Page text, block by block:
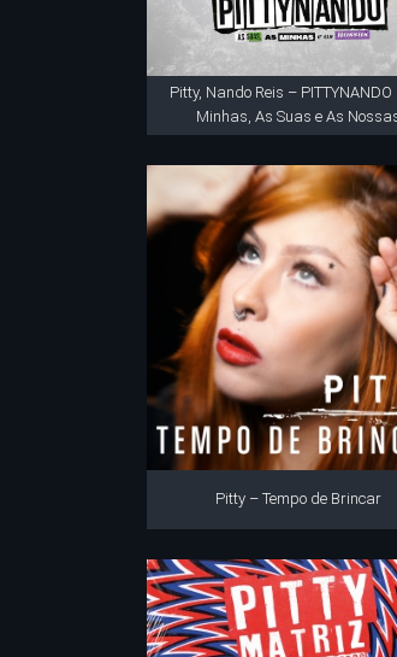
Pitty, Nando Reis – PITTYNANDO
Minhas, As Suas e As
Pitty – Tempo de Brincar